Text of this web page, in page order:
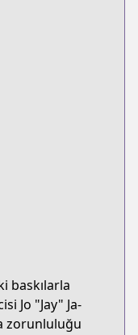
baskılarla
Jo "Jay" Ja-
zorunluluğu